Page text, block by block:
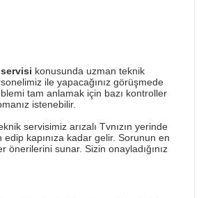
konusunda uzman teknik
ile yapacağınız görüşmede
tam anlamak için bazı kontroller
istenebilir.
servisimiz arızalı Tvnızın yerinde
kapınıza kadar gelir. Sorunun en
sunar. Sizin onayladığınız